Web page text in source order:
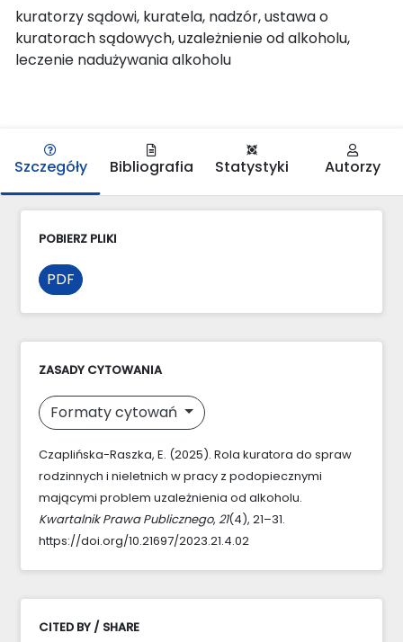
kuratorzy sądowi, kuratela, nadzór, ustawa o
kuratorach sądowych, uzależnienie od alkoholu,
leczenie nadużywania alkoholu
Szczegóły Bibliografia Statystyki Autorzy
POBIERZ PLIKI
PDF
ZASADY CYTOWANIA
Formaty cytowań
Czaplińska-Raszka, E. (2025). Rola kuratora do spraw
rodzinnych i nieletnich w pracy z podopiecznymi
mającymi problem uzależnienia od alkoholu.
Kwartalnik Prawa Publicznego, 21(4), 21–31.
https://doi.org/10.21697/2023.21.4.02
CITED BY / SHARE